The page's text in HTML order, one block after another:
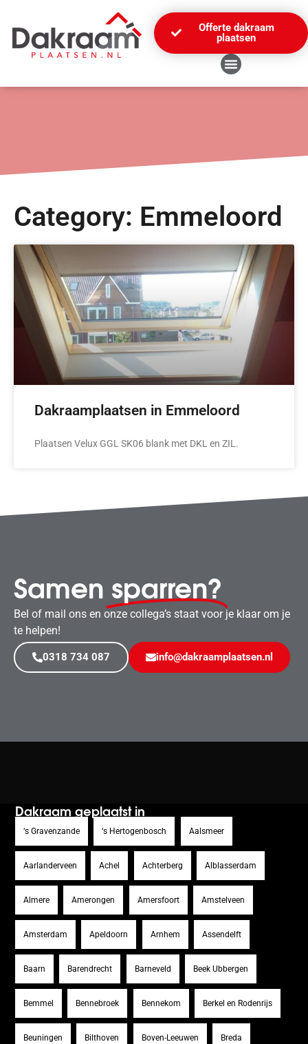
Offerte dakraam
plaatsen
Category: Emmeloord
Dakraamplaatsen in Emmeloord
Plaatsen Velux GGL SK06 blank met DKL en ZIL.
Samen sparren?
Bel of mail ons en onze collega’s staat voor je klaar om je
te helpen!
0318 734 087 info@dakraamplaatsen.nl
Dakraam geplaatst in
‘s Gravenzande ‘s Hertogenbosch Aalsmeer
Aarlanderveen Achel Achterberg Alblasserdam
Almere Amerongen Amersfoort Amstelveen
Amsterdam Apeldoorn Arnhem Assendelft
Baarn Barendrecht Barneveld Beek Ubbergen
Bemmel Bennebroek Bennekom Berkel en Rodenrijs
Beuningen Bilthoven Boven-Leeuwen Breda